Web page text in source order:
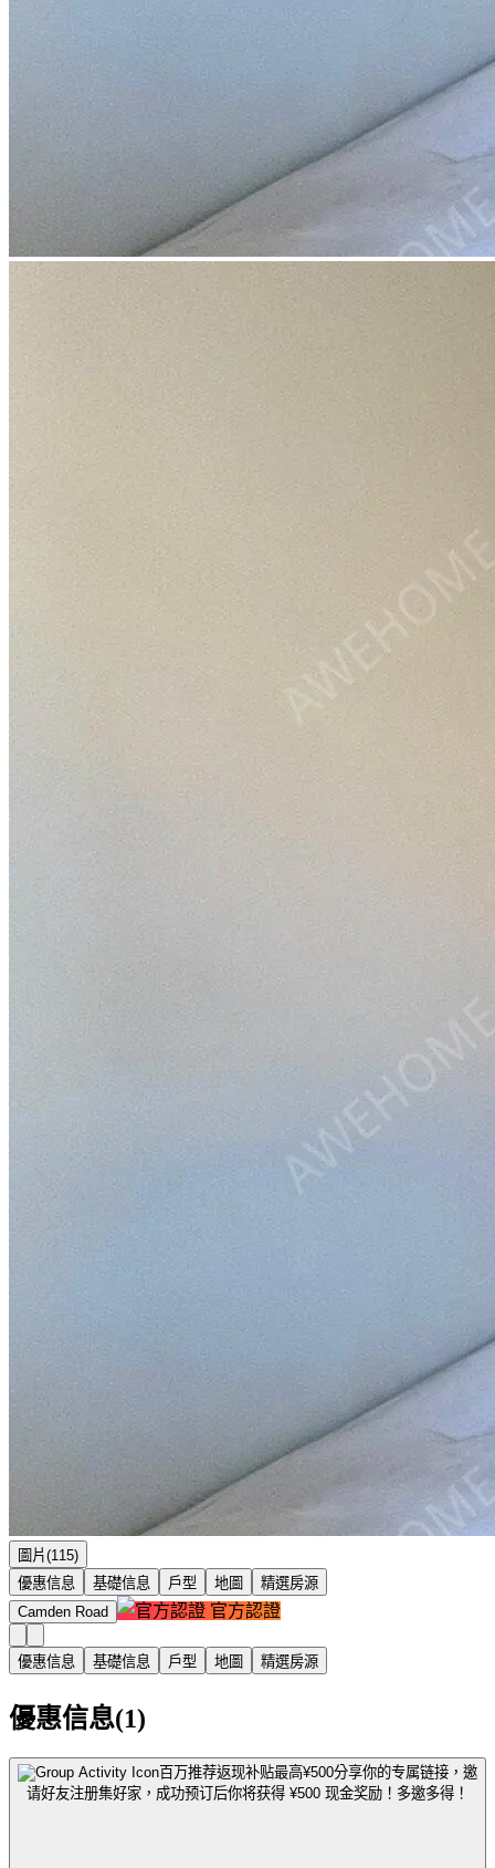
圖片(115)
優惠信息
基礎信息 戶型 地圖
精選房源
Camden Road
官方認證
優惠信息 基礎信息 戶型 地圖 精選房源
優惠信息(1)
百万推荐返现补贴最高¥500分享你的专属链接，邀
请好友注册集好家，成功预订后你将获得 ¥500 现金奖励！多邀多得！